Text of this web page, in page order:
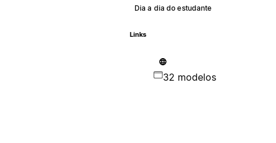
Dia a dia do estudante
Links
32 modelos